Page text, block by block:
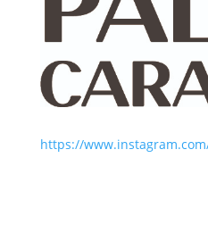
https://